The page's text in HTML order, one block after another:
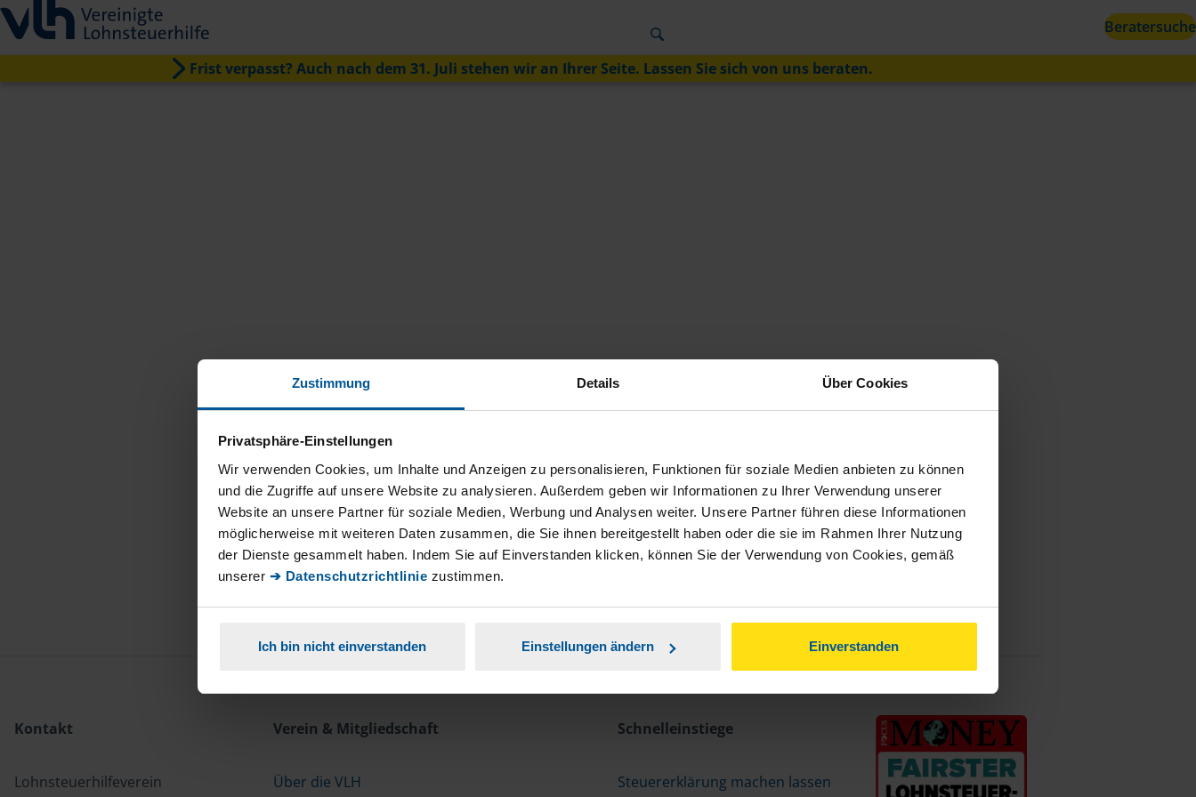
Zustimmung Details Über Cookies
Privatsphäre-Einstellungen
Wir verwenden Cookies, um Inhalte und Anzeigen zu personalisieren, Funktionen für soziale Medien anbieten zu können
und die Zugriffe auf unsere Website zu analysieren. Außerdem geben wir Informationen zu Ihrer Verwendung unserer
Website an unsere Partner für soziale Medien, Werbung und Analysen weiter. Unsere Partner führen diese Informationen
möglicherweise mit weiteren Daten zusammen, die Sie ihnen bereitgestellt haben oder die sie im Rahmen Ihrer Nutzung
der Dienste gesammelt haben. Indem Sie auf Einverstanden klicken, können Sie der Verwendung von Cookies, gemäß
unserer ➔ Datenschutzrichtlinie zustimmen.
Ich bin nicht einverstanden Einstellungen ändern Einverstanden
Beratersuche
Frist verpasst? Auch nach dem 31. Juli stehen wir an Ihrer Seite. Lassen Sie sich von uns beraten.
Kontakt
Lohnsteuerhilfeverein
Verein & Mitgliedschaft
Über die VLH
Schnelleinstiege
Steuererklärung machen lassen